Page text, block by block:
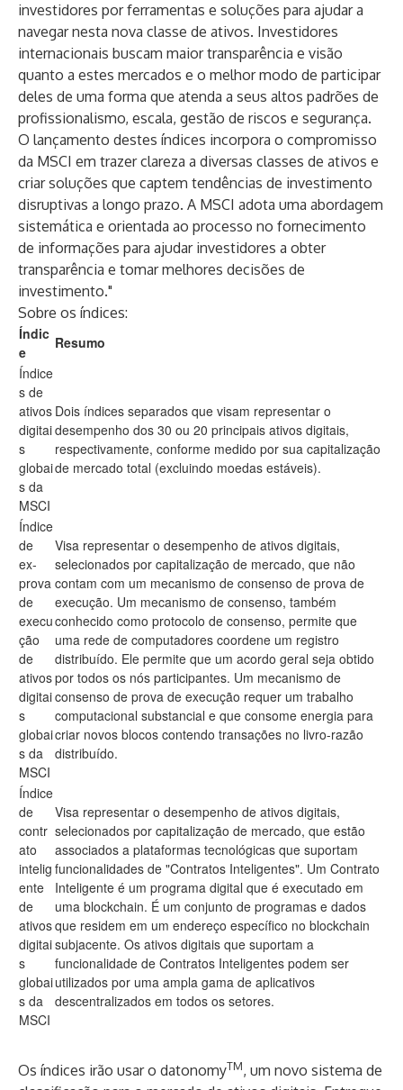
investidores por ferramentas e soluções para ajudar a
navegar nesta nova classe de ativos. Investidores
internacionais buscam maior transparência e visão
quanto a estes mercados e o melhor modo de participar
deles de uma forma que atenda a seus altos padrões de
profissionalismo, escala, gestão de riscos e segurança.
O lançamento destes índices incorpora o compromisso
da MSCI em trazer clareza a diversas classes de ativos e
criar soluções que captem tendências de investimento
disruptivas a longo prazo. A MSCI adota uma abordagem
sistemática e orientada ao processo no fornecimento
de informações para ajudar investidores a obter
transparência e tomar melhores decisões de
investimento."
Sobre os índices:
Índic
e
Resumo
Índice
s de
ativos
digitai
s
globai
s da
MSCI
Dois índices separados que visam representar o
desempenho dos 30 ou 20 principais ativos digitais,
respectivamente, conforme medido por sua capitalização
de mercado total (excluindo moedas estáveis).
Índice
de
ex-
prova
de
execu
ção
de
ativos
digitai
s
globai
s da
MSCI
Visa representar o desempenho de ativos digitais,
selecionados por capitalização de mercado, que não
contam com um mecanismo de consenso de prova de
execução. Um mecanismo de consenso, também
conhecido como protocolo de consenso, permite que
uma rede de computadores coordene um registro
distribuído. Ele permite que um acordo geral seja obtido
por todos os nós participantes. Um mecanismo de
consenso de prova de execução requer um trabalho
computacional substancial e que consome energia para
criar novos blocos contendo transações no livro-razão
distribuído.
Índice
de
contr
ato
intelig
ente
de
ativos
digitai
s
globai
s da
MSCI
Visa representar o desempenho de ativos digitais,
selecionados por capitalização de mercado, que estão
associados a plataformas tecnológicas que suportam
funcionalidades de "Contratos Inteligentes". Um Contrato
Inteligente é um programa digital que é executado em
uma blockchain. É um conjunto de programas e dados
que residem em um endereço específico no blockchain
subjacente. Os ativos digitais que suportam a
funcionalidade de Contratos Inteligentes podem ser
utilizados por uma ampla gama de aplicativos
descentralizados em todos os setores.
Os índices irão usar o datonomyTM, um novo sistema de